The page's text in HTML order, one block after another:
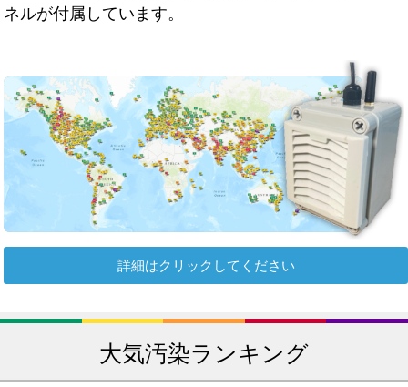
ネルが付属しています。
詳細はクリックしてください
大気汚染ランキング